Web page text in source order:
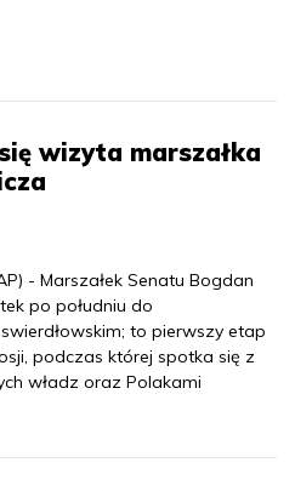
wizyta marszałka
- Marszałek Senatu Bogdan
po południu do
to pierwszy etap
podczas której spotka się z
władz oraz Polakami